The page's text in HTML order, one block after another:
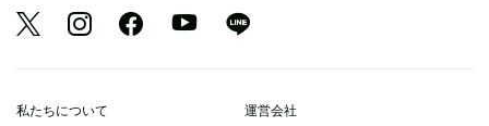
私たちについて 運営会社